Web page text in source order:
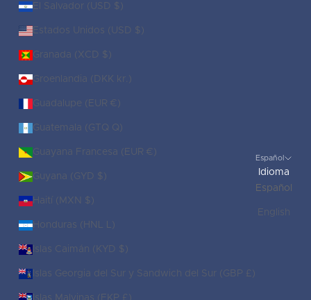
El Salvador (USD $)
Estados Unidos (USD $)
Granada (XCD $)
Groenlandia (DKK kr.)
Guadalupe (EUR €)
Guatemala (GTQ Q)
Guayana Francesa (EUR €)
Guyana (GYD $)
Haití (MXN $)
Honduras (HNL L)
Islas Caimán (KYD $)
Islas Georgia del Sur y Sandwich del Sur (GBP £)
Islas Malvinas (FKP £)
Español
Idioma
Español
English